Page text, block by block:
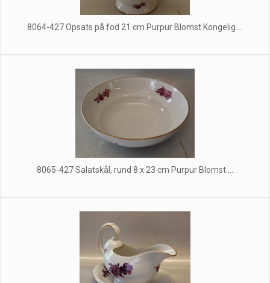
8064-427 Opsats på fod 21 cm Purpur Blomst Kongelig ...
8065-427 Salatskål, rund 8 x 23 cm Purpur Blomst ...